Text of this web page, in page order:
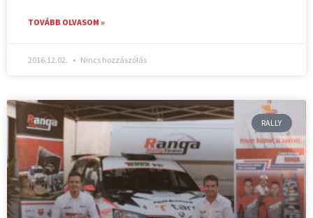
TOVÁBB OLVASOM »
2016.12.02. Nincs hozzászólás
RALLY